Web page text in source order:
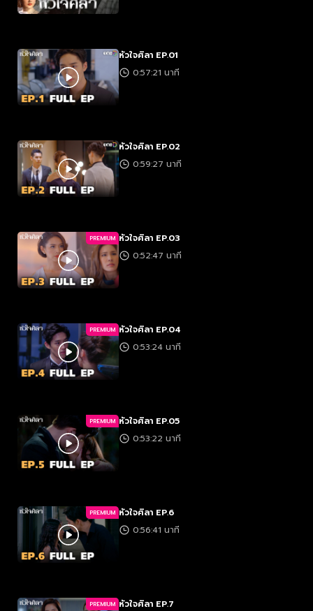
หัวใจศิลา EP.01
0:57:21 นาที
หัวใจศิลา EP.02
0:59:27 นาที
PREMIUM หัวใจศิลา EP.03
0:52:47 นาที
PREMIUM หัวใจศิลา EP.04
0:53:24 นาที
PREMIUM หัวใจศิลา EP.05
0:53:22 นาที
PREMIUM หัวใจศิลา EP.6
0:56:41 นาที
PREMIUM หัวใจศิลา EP.7